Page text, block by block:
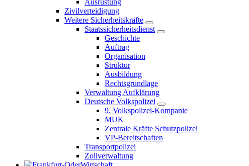
Ausrüstung
Zivilverteidigung
Weitere Sicherheitskräfte
Staatssicherheitsdienst
Geschichte
Auftrag
Organisation
Struktur
Ausbildung
Rechtsgrundlage
Verwaltung Aufklärung
Deutsche Volkspolizei
9. Volkspolizei-Kompanie
MUK
Zentrale Kräfte Schutzpolizei
VP-Bereitschaften
Transportpolizei
Zollverwaltung